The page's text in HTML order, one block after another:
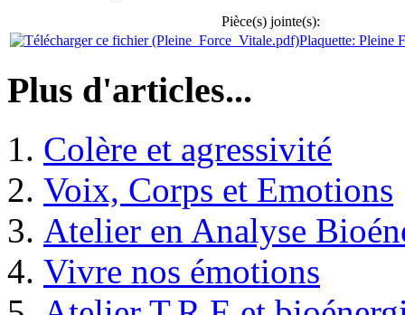
Pièce(s) jointe(s):
Plaquette: Pleine
Plus d'articles...
Colère et agressivité
Voix, Corps et Emotions
Atelier en Analyse
Vivre nos émotions